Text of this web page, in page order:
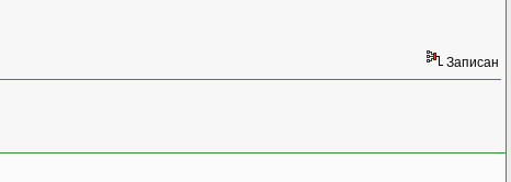
Записан